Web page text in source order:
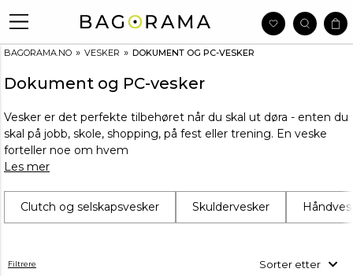
BAGORAMA.NO » VESKER » DOKUMENT OG PC-VESKER
Dokument og PC-vesker
Vesker er det perfekte tilbehøret når du skal ut døra - enten du
skal på jobb, skole, shopping, på fest eller trening. En veske
forteller noe om hvem
Les mer
Clutch og selskapsvesker Skuldervesker
Filtrere Sorter etter